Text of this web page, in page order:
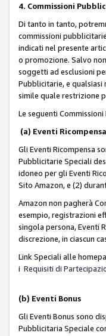
4. Commissioni
Di tanto in tanto,
commissioni
indicati nel presente
o promozione. Salvo
soggetti ad esclusioni
Pubblicitarie, e
simile quale restrizione
Le seguenti
(a) Eventi Ricompensa
Gli Eventi Ricompensa
Pubblicitarie Speciali
idoneo per gli Eventi
Sito Amazon, e (2)
Amazon non pagherà
esempio, registrazioni
singola persona, Eventi
discrezione, in ciascun
Link Speciali alle
i Requisiti di
(b) Eventi Bonus
Gli Eventi Bonus sono
Pubblicitaria Speciale